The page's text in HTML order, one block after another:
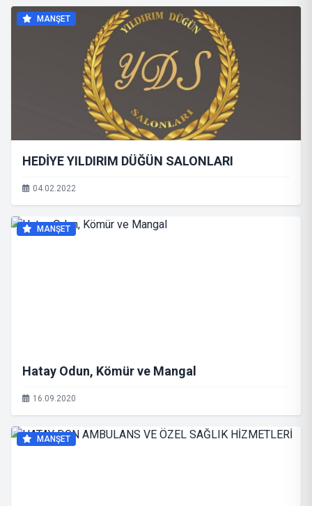
MANŞET
HEDİYE YILDIRIM DÜĞÜN SALONLARI
04.02.2022
MANŞET
Hatay Odun, Kömür ve Mangal
16.09.2020
MANŞET